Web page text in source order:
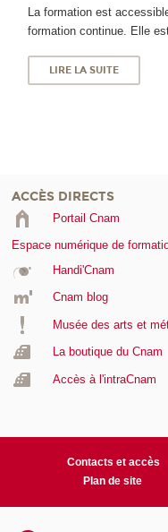
La formation est
formation continue. Elle
LIRE LA SUITE
ACCÈS DIRECTS
Portail Cnam
Espace numérique de
Handi'Cnam
Cnam blog
Musée des arts et
La boutique du Cnam
Accès à l'intraCnam
Contacts et accès
Plan de site